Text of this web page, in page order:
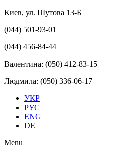
Киев, ул. Шутова 13-Б
(044) 501-93-01
(044) 456-84-44
Валентина: (050) 412-83-15
Людмила: (050) 336-06-17
УКР
РУС
ENG
DE
Menu